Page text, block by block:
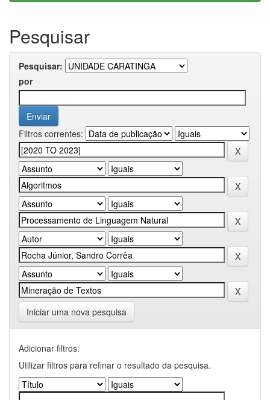
Pesquisar
Pesquisar:
por
Filtros correntes:
Iniciar uma nova pesquisa
Adicionar filtros:
Utilizar filtros para refinar o resultado da pesquisa.